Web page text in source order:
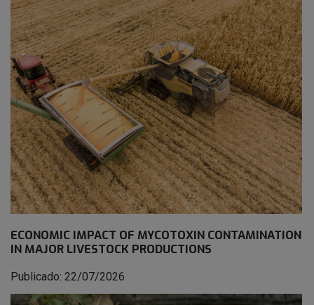
ECONOMIC IMPACT OF MYCOTOXIN CONTAMINATION
IN MAJOR LIVESTOCK PRODUCTIONS
Publicado: 22/07/2026